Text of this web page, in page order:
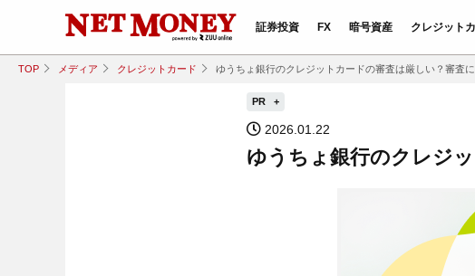
証券投資 FX 暗号資産 クレジット
TOP メディア クレジットカード ゆうちょ銀行のクレジットカードの審査は厳しい？審査
PR
2026.01.22
ゆうちょ銀行のクレジ